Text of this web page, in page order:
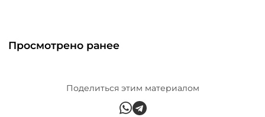
Просмотрено ранее
Поделиться этим материалом